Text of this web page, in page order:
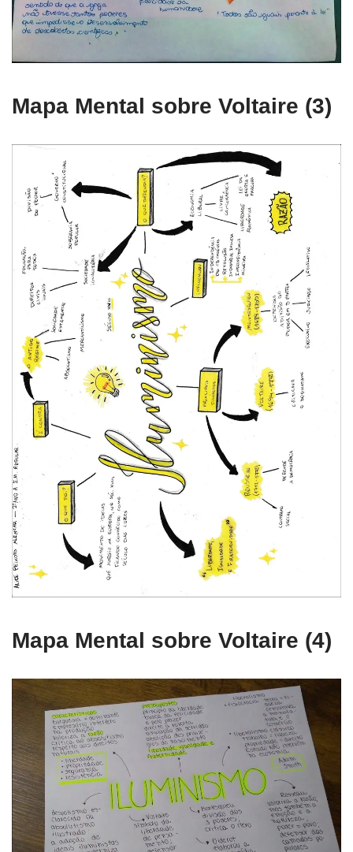
Mapa Mental sobre Voltaire (3)
Mapa Mental sobre Voltaire (4)